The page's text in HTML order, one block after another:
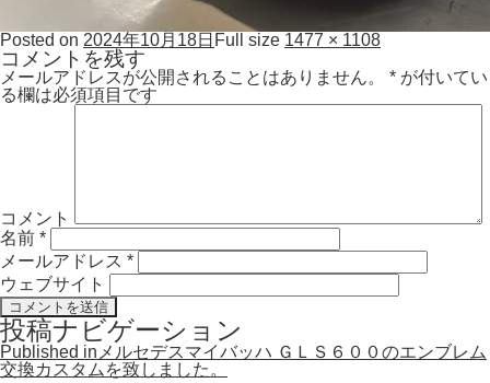
Posted on 2024年10月18日 Full size 1477 × 1108
コメントを残す
メールアドレスが公開されることはありません。 * が付いてい
る欄は必須項目です
コメント
名前 *
メールアドレス *
ウェブサイト
投稿ナビゲーション
Published in メルセデスマイバッハ ＧＬＳ６００のエンブレム
交換カスタムを致しました。